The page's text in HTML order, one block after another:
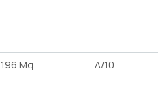
196 Mq A/10